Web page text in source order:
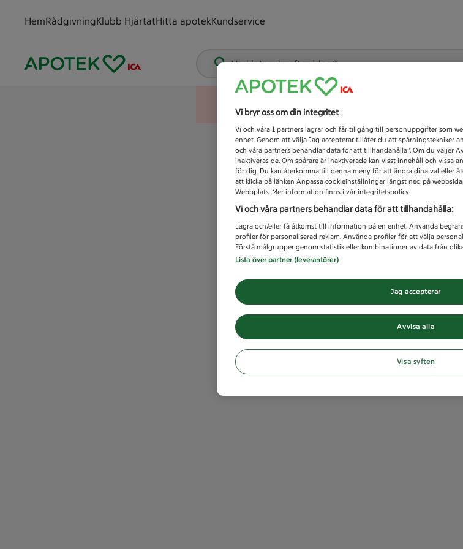
HemRådgivningKlubb HjärtatHitta apotekKundservice
Vad letar du efter idag?
Vi bryr oss om din integritet
Vi och våra 1 partners lagrar och får tillgång till personuppgifter som
enhet. Genom att välja Jag accepterar tillåter du att spårningstekniker
och våra partners behandlar data för att tillhandahålla”. Om du väljer
inaktiveras de. Om spårare är inaktiverade kan visst innehåll och vissa
för dig. Du kan återkomma till denna meny för att ändra dina val eller
att klicka på länken Anpassa cookieinställningar längst ned på
Webbplats. Mer information finns i vår integritetspolicy.
Vi och våra partners behandlar data för att tillhandahålla:
Lagra och/eller få åtkomst till information på en enhet. Använda
profiler för personaliserad reklam. Använda profiler för att välja
Förstå målgrupper genom statistik eller kombinationer av data från
Lista över partner (leverantörer)
Avvisa alla
Jag accepterar
Visa syften